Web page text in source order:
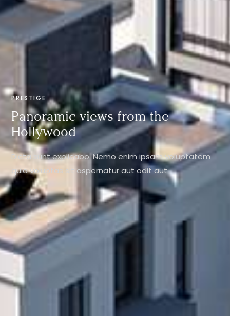
PRESTIGE
Panoramic views from the
Hollywood
Dicta sunt explicabo. Nemo enim ipsam voluptatem
quia voluptas sit aspernatur aut odit aut.